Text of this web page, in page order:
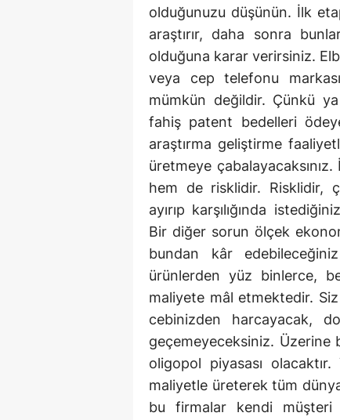
olduğunuzu düşünün. İlk
araştırır, daha sonra
olduğuna karar verirsiniz.
veya cep telefonu
mümkün değildir. Çünkü
fahiş patent bedelleri
araştırma geliştirme
üretmeye
hem de risklidir. Risklidir,
ayırıp karşılığında
Bir diğer sorun ölçek
bundan kâr
ürünlerden yüz binlerce,
maliyete mâl etmektedir.
cebinizden harcayacak,
geçemeyeceksiniz.
oligopol piyasası
maliyetle üreterek tüm
bu firmalar kendi müşteri